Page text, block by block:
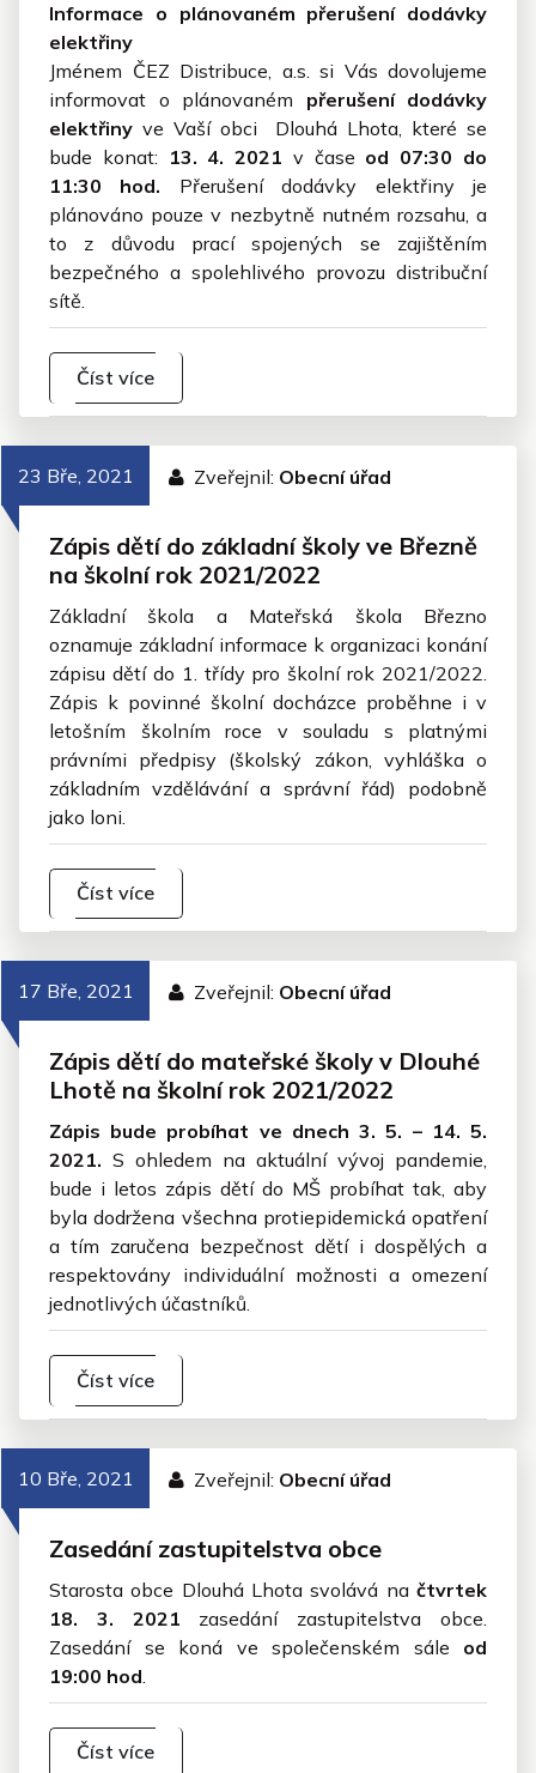
Informace o plánovaném přerušení dodávky
elektřiny
Jménem ČEZ Distribuce, a.s. si Vás dovolujeme
informovat o plánovaném přerušení dodávky
elektřiny ve Vaší obci Dlouhá Lhota, které se
bude konat: 13. 4. 2021 v čase od 07:30 do
11:30 hod. Přerušení dodávky elektřiny je
plánováno pouze v nezbytně nutném rozsahu, a
to z důvodu prací spojených se zajištěním
bezpečného a spolehlivého provozu distribuční
sítě.
Číst více
23 Bře, 2021 Zveřejnil: Obecní úřad
Zápis dětí do základní školy ve Březně
na školní rok 2021/2022
Základní škola a Mateřská škola Březno
oznamuje základní informace k organizaci konání
zápisu dětí do 1. třídy pro školní rok 2021/2022.
Zápis k povinné školní docházce proběhne i v
letošním školním roce v souladu s platnými
právními předpisy (školský zákon, vyhláška o
základním vzdělávání a správní řád) podobně
jako loni.
Číst více
17 Bře, 2021 Zveřejnil: Obecní úřad
Zápis dětí do mateřské školy v Dlouhé
Lhotě na školní rok 2021/2022
Zápis bude probíhat ve dnech 3. 5. – 14. 5.
2021. S ohledem na aktuální vývoj pandemie,
bude i letos zápis dětí do MŠ probíhat tak, aby
byla dodržena všechna protiepidemická opatření
a tím zaručena bezpečnost dětí i dospělých a
respektovány individuální možnosti a omezení
jednotlivých účastníků.
Číst více
10 Bře, 2021 Zveřejnil: Obecní úřad
Zasedání zastupitelstva obce
Starosta obce Dlouhá Lhota svolává na čtvrtek
18. 3. 2021 zasedání zastupitelstva obce.
Zasedání se koná ve společenském sále od
19:00 hod
Číst více